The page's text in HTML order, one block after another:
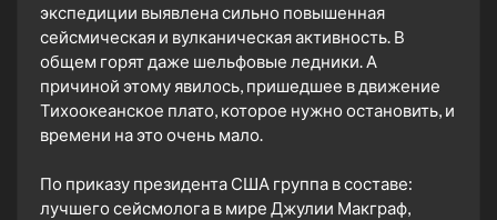
экспедиции выявлена сильно повышенная
сейсмическая и вулканическая активность. В
общем горят даже шельфовые ледники. А
причиной этому явилось, пришедшее в движение
Тихоокеанское плато, которое нужно остановить, и
времени на это очень мало.
По приказу президента США группа в составе:
лучшего сейсмолога в мире Джулии Макграф,